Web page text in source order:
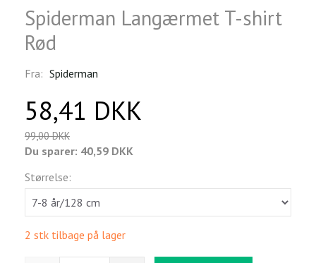
Spiderman Langærmet T-shirt
Rød
Fra: Spiderman
58,41 DKK
99,00 DKK
Du sparer: 40,59 DKK
Størrelse:
2 stk tilbage på lager